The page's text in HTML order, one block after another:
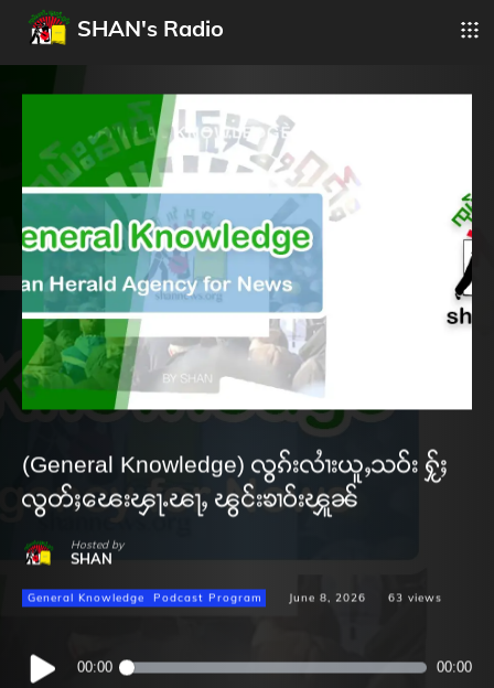
SHAN's Radio
(General Knowledge) လွၵ်းလၢႆးယူႇသဝ်း ႁႂ်ႈ
လွတ်ႈၽေးၾႃႉၽႃႇ ၽွင်းၶၢဝ်းၾူၼ်
Hosted by
SHAN
General Knowledge Podcast Program June 8, 2026 63 views
Audio
Player
00:00 00:00